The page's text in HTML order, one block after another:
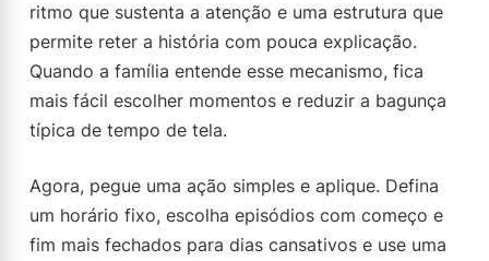
ritmo que sustenta a atenção e uma estrutura que
permite reter a história com pouca explicação.
Quando a família entende esse mecanismo, fica
mais fácil escolher momentos e reduzir a bagunça
típica de tempo de tela.
Agora, pegue uma ação simples e aplique. Defina
um horário fixo, escolha episódios com começo e
fim mais fechados para dias cansativos e use uma